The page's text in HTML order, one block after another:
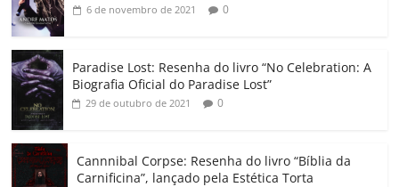
6 de novembro de 2021 0
Paradise Lost: Resenha do livro “No Celebration: A
Biografia Oficial do Paradise Lost”
29 de outubro de 2021 0
Cannnibal Corpse: Resenha do livro “Bíblia da
Carnificina”, lançado pela Estética Torta